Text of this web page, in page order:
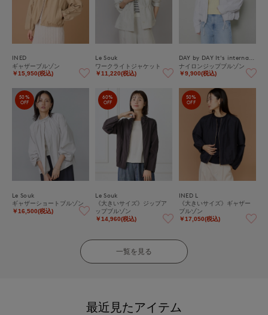
INED
ギャザーブルゾン
￥15,950(税込)
Le Souk
ワークライトジャケット
￥11,220(税込)
ナイロンジップブルゾン
￥9,900(税込)
50%
OFF
Le Souk
ギャザーショートブルゾン
￥16,500(税込)
60%
OFF
Le Souk
《大きいサイズ》ジップア
ップブルゾン
￥14,960(税込)
50%
OFF
INED L
《大きいサイズ》ギャザー
ブルゾン
￥17,050(税込)
一覧を見る
最近見たアイテム